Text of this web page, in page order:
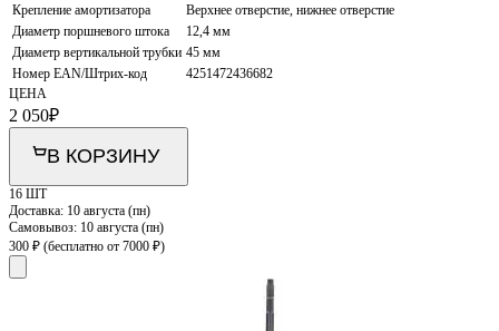
Крепление амортизатора
Верхнее отверстие, нижнее отверстие
Диаметр поршневого штока
12,4 мм
Диаметр вертикальной трубки 45 мм
Номер EAN/Штрих-код
4251472436682
ЦЕНА
2 050₽
В КОРЗИНУ
16 ШТ
Доставка: 10 августа (пн)
Самовывоз: 10 августа (пн)
300 ₽ (бесплатно от 7000 ₽)